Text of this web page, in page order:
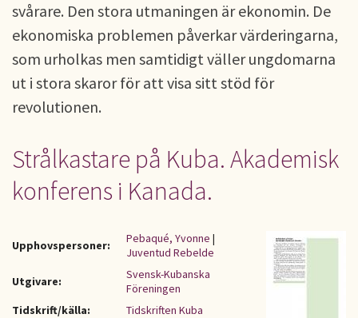
svårare. Den stora utmaningen är ekonomin. De
ekonomiska problemen påverkar värderingarna,
som urholkas men samtidigt väller ungdomarna
ut i stora skaror för att visa sitt stöd för
revolutionen.
Strålkastare på Kuba. Akademisk
konferens i Kanada.
Upphovspersoner: Pebaqué, Yvonne |
Juventud Rebelde
Utgivare:
Svensk-Kubanska
Föreningen
Tidskrift/källa:
Tidskriften Kuba